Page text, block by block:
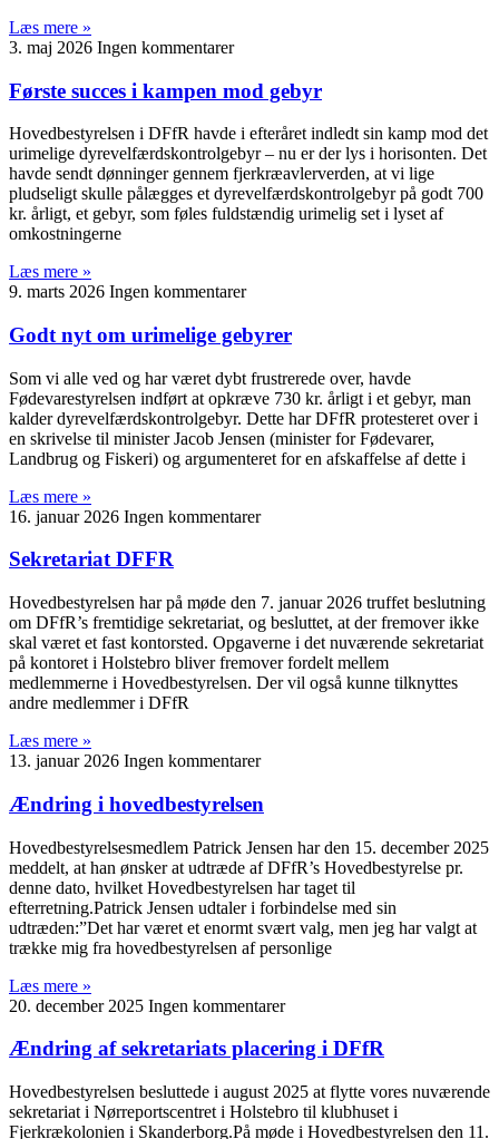
Læs mere »
3. maj 2026 Ingen kommentarer
Første succes i kampen mod gebyr
Hovedbestyrelsen i DFfR havde i efteråret indledt sin kamp mod det
urimelige dyrevelfærdskontrolgebyr – nu er der lys i horisonten. Det
havde sendt dønninger gennem fjerkræavlerverden, at vi lige
pludseligt skulle pålægges et dyrevelfærdskontrolgebyr på godt 700
kr. årligt, et gebyr, som føles fuldstændig urimelig set i lyset af
omkostningerne
Læs mere »
9. marts 2026 Ingen kommentarer
Godt nyt om urimelige gebyrer
Som vi alle ved og har været dybt frustrerede over, havde
Fødevarestyrelsen indført at opkræve 730 kr. årligt i et gebyr, man
kalder dyrevelfærdskontrolgebyr. Dette har DFfR protesteret over i
en skrivelse til minister Jacob Jensen (minister for Fødevarer,
Landbrug og Fiskeri) og argumenteret for en afskaffelse af dette i
Læs mere »
16. januar 2026 Ingen kommentarer
Sekretariat DFFR
Hovedbestyrelsen har på møde den 7. januar 2026 truffet beslutning
om DFfR’s fremtidige sekretariat, og besluttet, at der fremover ikke
skal været et fast kontorsted. Opgaverne i det nuværende sekretariat
på kontoret i Holstebro bliver fremover fordelt mellem
medlemmerne i Hovedbestyrelsen. Der vil også kunne tilknyttes
andre medlemmer i DFfR
Læs mere »
13. januar 2026 Ingen kommentarer
Ændring i hovedbestyrelsen
Hovedbestyrelsesmedlem Patrick Jensen har den 15. december 2025
meddelt, at han ønsker at udtræde af DFfR’s Hovedbestyrelse pr.
denne dato, hvilket Hovedbestyrelsen har taget til
efterretning.Patrick Jensen udtaler i forbindelse med sin
udtræden:”Det har været et enormt svært valg, men jeg har valgt at
trække mig fra hovedbestyrelsen af personlige
Læs mere »
20. december 2025 Ingen kommentarer
Ændring af sekretariats placering i DFfR
Hovedbestyrelsen besluttede i august 2025 at flytte vores nuværende
sekretariat i Nørreportscentret i Holstebro til klubhuset i
Fjerkrækolonien i Skanderborg.På møde i Hovedbestyrelsen den 11.